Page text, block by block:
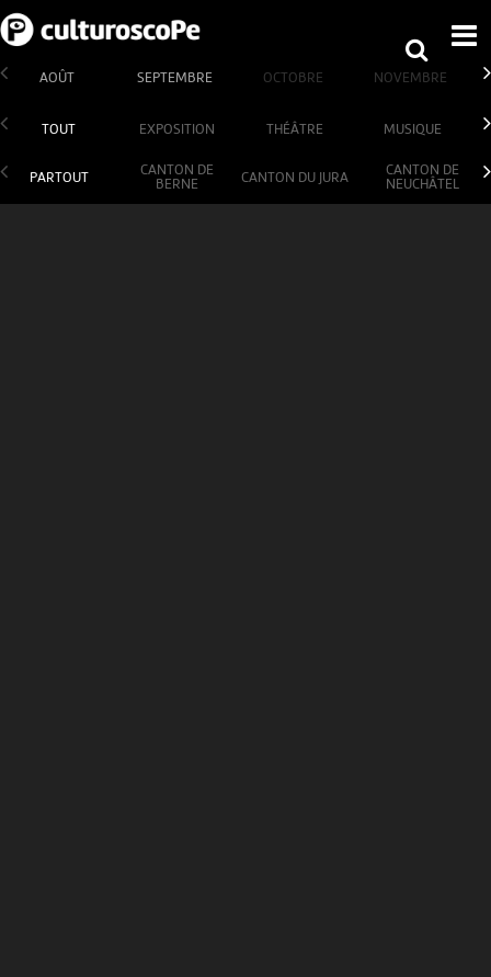
AOÛT SEPTEMBRE OCTOBRE NOVEMBRE
TOUT EXPOSITION THÉÂTRE MUSIQUE
PARTOUT
CANTON DE
BERNE
CANTON DU JURA
CANTON DE
NEUCHÂTEL